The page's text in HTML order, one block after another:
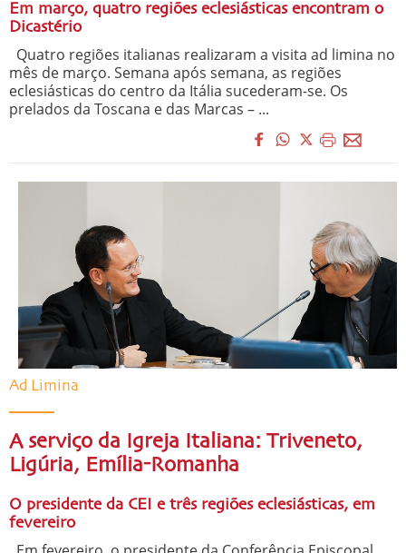
Em março, quatro regiões eclesiásticas encontram o
Dicastério
Quatro regiões italianas realizaram a visita ad limina no
mês de março. Semana após semana, as regiões
eclesiásticas do centro da Itália sucederam-se. Os
prelados da Toscana e das Marcas – ...
Ad Limina
A serviço da Igreja Italiana: Triveneto,
Ligúria, Emília-Romanha
O presidente da CEI e três regiões eclesiásticas, em
fevereiro